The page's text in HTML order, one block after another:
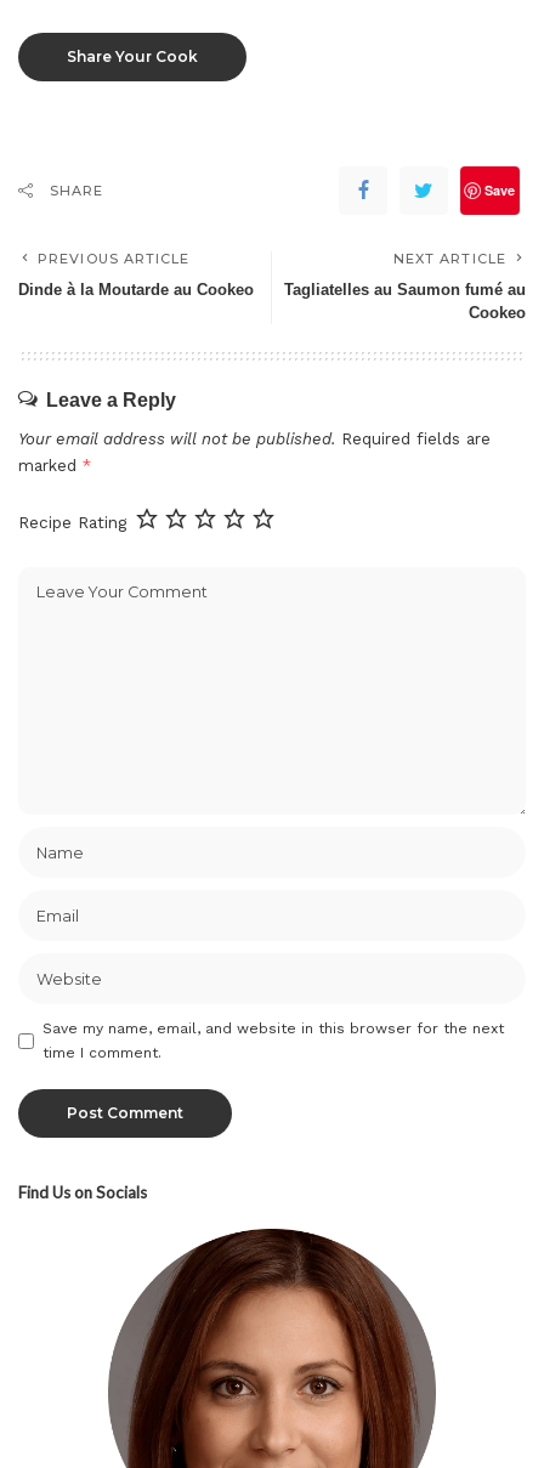
Share Your Cook
SHARE Save
PREVIOUS ARTICLE
Dinde à la Moutarde au Cookeo
NEXT ARTICLE
Tagliatelles au Saumon fumé au
Cookeo
Leave a Reply
Your email address will not be published. Required fields are
marked *
Recipe Rating
Save my name, email, and website in this browser for the next
time I comment.
Find Us on Socials